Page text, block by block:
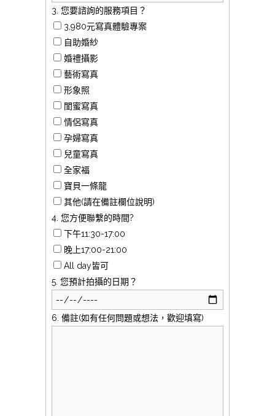
3. 您要諮詢的服務項目？
3,980元寫真體驗專案
自助婚紗
婚禮攝影
藝術寫真
形象照
閨蜜寫真
情侶寫真
孕婦寫真
兒童寫真
全家福
寶貝一條龍
其他(請在備註欄位說明)
4. 您方便聯繫的時間?
下午11:30-17:00
晚上17:00-21:00
All day皆可
5. 您預計拍攝的日期？
6. 備註(如有任何問題或想法，歡迎填寫)